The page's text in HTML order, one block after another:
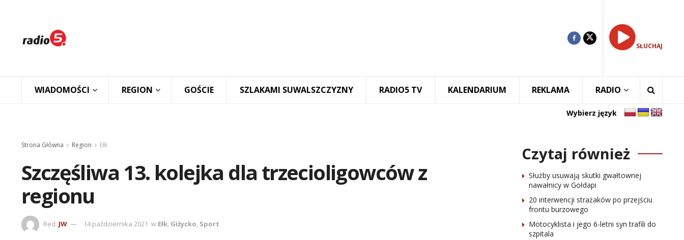
SŁUCHAJ
WIADOMOŚCI REGION GOŚCIE SZLAKAMI SUWALSZCZYZNY RADIO5 TV KALENDARIUM REKLAMA RADIO
Wybierz język
Strona Główna Region Ełk
Szczęśliwa 13. kolejka dla trzecioligowców z
regionu
Red. JW 14 października 2021 w Ełk, Giżycko, Sport
Czytaj również
Służby usuwają skutki gwałtownej
nawałnicy w Gołdapi
20 interwencji strażaków po przejściu
frontu burzowego
Motocyklista i jego 6-letni syn trafili do
szpitala